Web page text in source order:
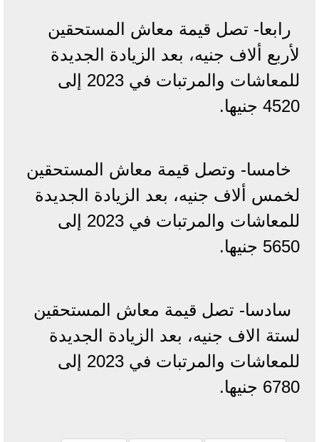
رابعا- تصل قيمة معاش المستحقين
لأربع ألاف جنيه، بعد الزيادة الجديدة
للمعاشات والمرتبات في 2023 إلى
4520 جنيها.
خامسا- وتصل قيمة معاش المستحقين
لخمس ألاف جنيه، بعد الزيادة الجديدة
للمعاشات والمرتبات في 2023 إلى
5650 جنيها.
سادسا- تصل قيمة معاش المستحقين
لستة الاف جنيه، بعد الزيادة الجديدة
للمعاشات والمرتبات في 2023 إلى
6780 جنيها.